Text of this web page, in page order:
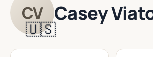
CV
🇺🇸
Casey